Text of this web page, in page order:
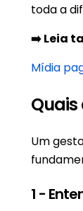
toda a
➡️ Leia
Mídia
Quais
Um
1 -